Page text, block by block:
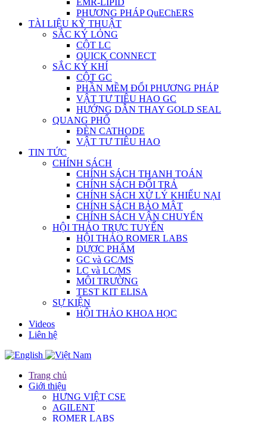
EMR-LIPID
PHƯƠNG PHÁP QuEChERS
TÀI LIỆU KỸ THUẬT
SẮC KÝ LỎNG
CỘT LC
QUICK CONNECT
SẮC KÝ KHÍ
CỘT GC
PHẦN MỀM ĐỔI PHƯƠNG PHÁP
VẬT TƯ TIÊU HAO GC
HƯỚNG DẪN THAY GOLD SEAL
QUANG PHỔ
ĐÈN CATHODE
VẬT TƯ TIÊU HAO
TIN TỨC
CHÍNH SÁCH
CHÍNH SÁCH THANH TOÁN
CHÍNH SÁCH ĐỔI TRẢ
CHÍNH SÁCH XỬ LÝ KHIẾU NẠI
CHÍNH SÁCH BẢO MẬT
CHÍNH SÁCH VẬN CHUYỂN
HỘI THẢO TRỰC TUYẾN
HỘI THẢO ROMER LABS
DƯỢC PHẨM
GC và GC/MS
LC và LC/MS
MÔI TRƯỜNG
TEST KIT ELISA
SỰ KIỆN
HỘI THẢO KHOA HỌC
Videos
Liên hệ
Trang chủ
Giới thiệu
HƯNG VIỆT CSE
AGILENT
ROMER LABS